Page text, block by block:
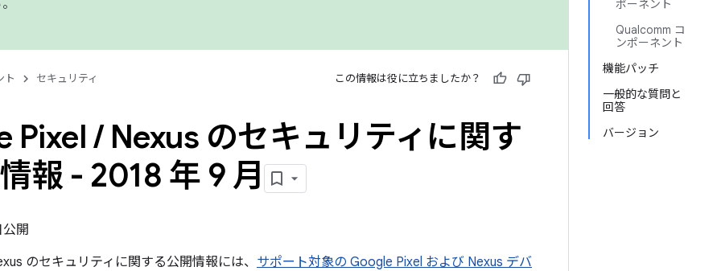
ポーネント
Qualcomm コ
ンポーネント
機能パッチ
一般的な質問と
回答
バージョン
ト セキュリティ この情報は役に立ちましたか？
Pixel /Nexus のセキュリティに関す
報 - 2018 年 9 月
開
のセキュリティに関する公開情報には、 サポート対象の Google Pixel および Nexus デバ